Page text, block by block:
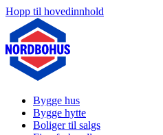
Hopp til hovedinnhold
Bygge hus
Bygge hytte
Boliger til salgs